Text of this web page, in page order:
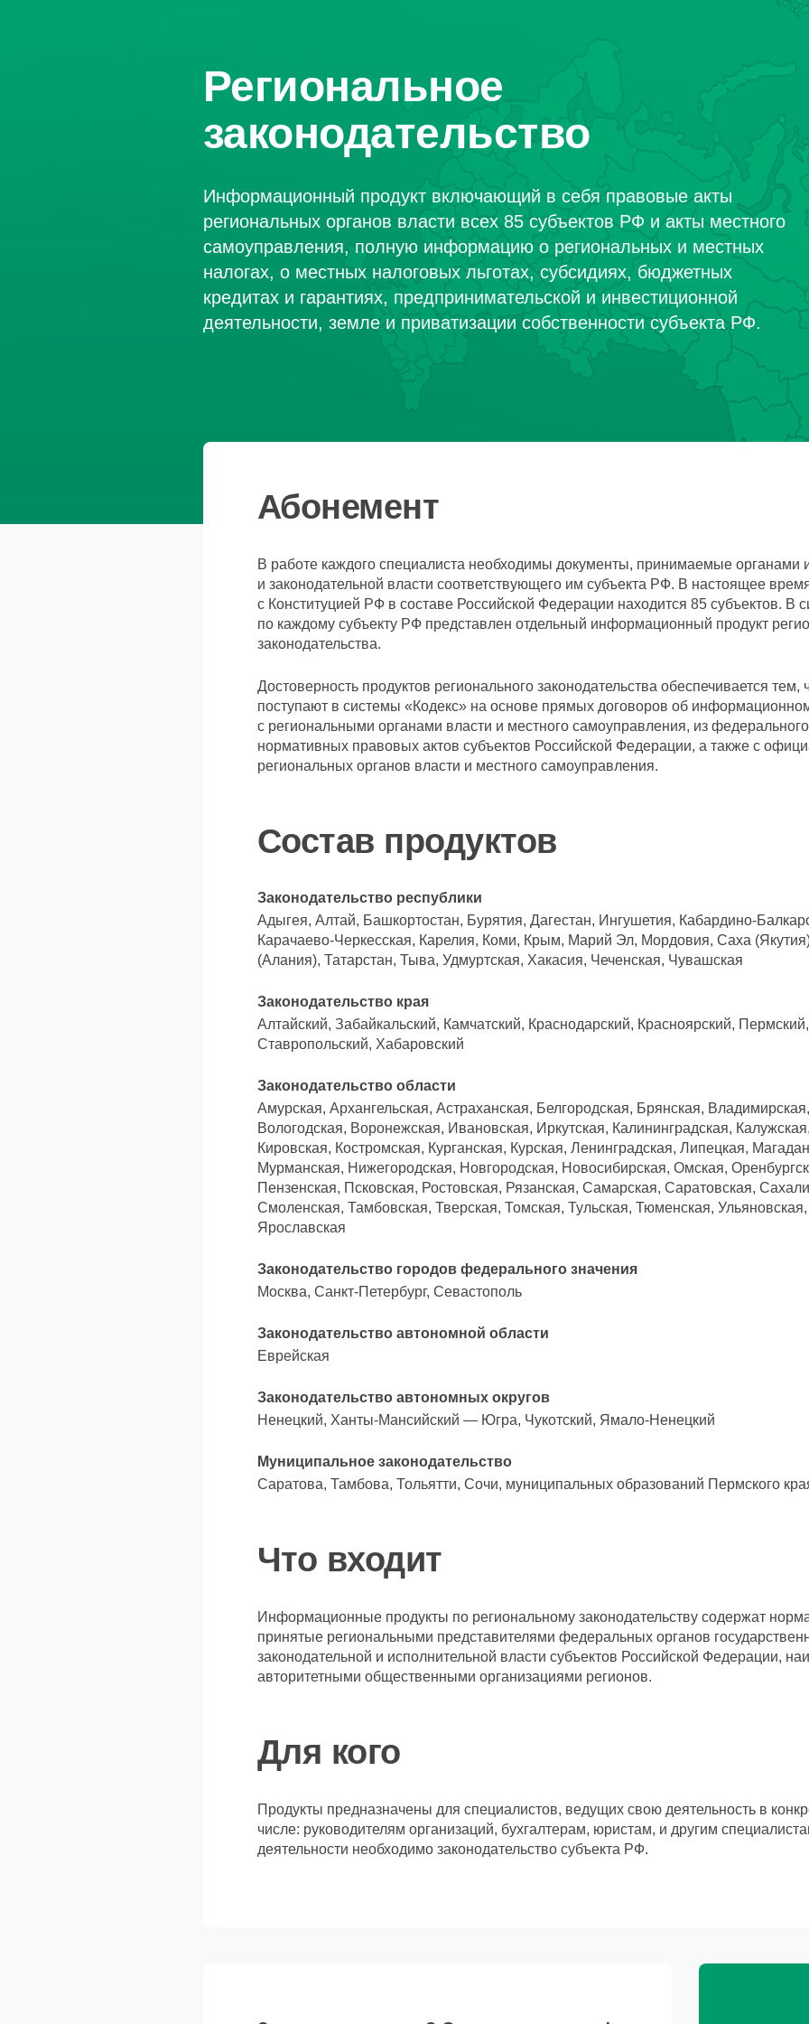
Региональное
законодательство
Информационный продукт включающий в себя правовые акты
региональных органов власти всех 85 субъектов РФ и акты местного
самоуправления, полную информацию о региональных и местных
налогах, о местных налоговых льготах, субсидиях, бюджетных
кредитах и гарантиях, предпринимательской и инвестиционной
деятельности, земле и приватизации собственности субъекта РФ.
Абонемент
В работе каждого специалиста необходимы документы, принимаемые органами
и законодательной власти соответствующего им субъекта РФ. В настоящее
с Конституцией РФ в составе Российской Федерации находится 85 субъектов. В
по каждому субъекту РФ представлен отдельный информационный продукт
законодательства.
Достоверность продуктов регионального законодательства обеспечивается
поступают в системы «Кодекс» на основе прямых договоров об
с региональными органами власти и местного самоуправления, из федерального
нормативных правовых актов субъектов Российской Федерации, а также с
региональных органов власти и местного самоуправления.
Состав продуктов
Законодательство республики
Адыгея, Алтай, Башкортостан, Бурятия, Дагестан, Ингушетия, Кабардино-
Карачаево-Черкесская, Карелия, Коми, Крым, Марий Эл, Мордовия, Саха
(Алания), Татарстан, Тыва, Удмуртская, Хакасия, Чеченская, Чувашская
Законодательство края
Алтайский, Забайкальский, Камчатский, Краснодарский, Красноярский,
Ставропольский, Хабаровский
Законодательство области
Амурская, Архангельская, Астраханская, Белгородская, Брянская,
Вологодская, Воронежская, Ивановская, Иркутская, Калининградская,
Кировская, Костромская, Курганская, Курская, Ленинградская, Липецкая,
Мурманская, Нижегородская, Новгородская, Новосибирская, Омская,
Пензенская, Псковская, Ростовская, Рязанская, Самарская, Саратовская,
Смоленская, Тамбовская, Тверская, Томская, Тульская, Тюменская,
Ярославская
Законодательство городов федерального значения
Москва, Санкт-Петербург, Севастополь
Законодательство автономной области
Еврейская
Законодательство автономных округов
Ненецкий, Ханты-Мансийский — Югра, Чукотский, Ямало-Ненецкий
Муниципальное законодательство
Саратова, Тамбова, Тольятти, Сочи, муниципальных образований Пермского
Что входит
Информационные продукты по региональному законодательству содержат
принятые региональными представителями федеральных органов
законодательной и исполнительной власти субъектов Российской Федерации,
авторитетными общественными организациями регионов.
Для кого
Продукты предназначены для специалистов, ведущих свою деятельность в
числе: руководителям организаций, бухгалтерам, юристам, и другим
деятельности необходимо законодательство субъекта РФ.